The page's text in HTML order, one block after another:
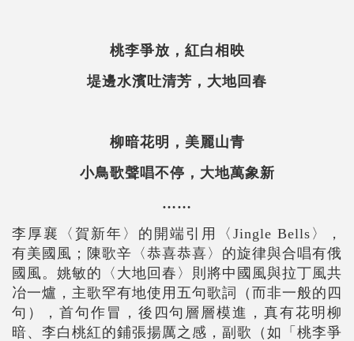
桃李爭放，紅白相映
堤邊水濱吐清芳，大地回春
柳暗花明，美麗山青
小鳥歌聲唱不停，大地萬象新
……
李厚襄〈賀新年〉的開端引用〈Jingle Bells〉，
有美國風；陳歌辛〈恭喜恭喜〉的旋律與合唱有俄
國風。姚敏的〈大地回春〉則將中國風與拉丁風共
冶一爐，主歌罕有地使用五句歌詞（而非一般的四
句），首句作冒，後四句層層模進，真有花明柳
暗、李白桃紅的鋪張揚厲之感，副歌（如「桃李爭